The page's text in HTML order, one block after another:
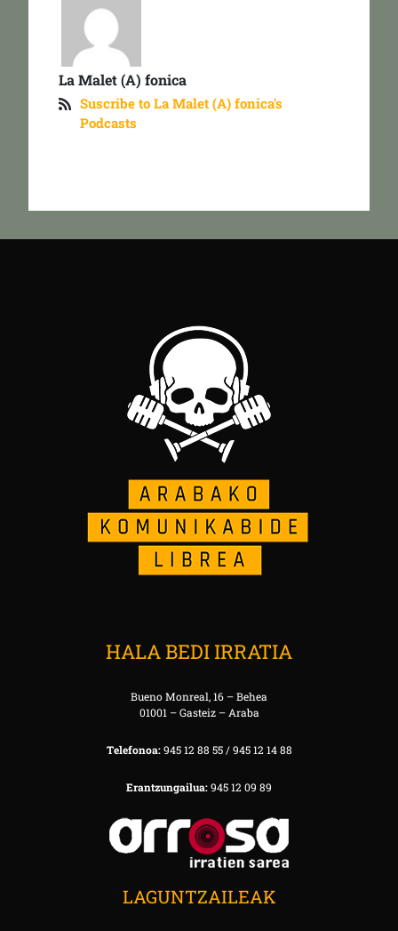
La Malet (A) fonica
Suscribe to La Malet (A) fonica's
Podcasts
HALA BEDI IRRATIA
Bueno Monreal, 16 – Behea
01001 – Gasteiz – Araba
Telefonoa:945 12 88 55 / 945 12 14 88
Erantzungailua:945 12 09 89
LAGUNTZAILEAK